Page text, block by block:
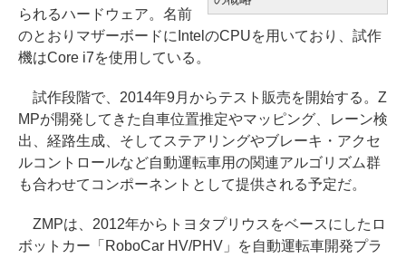
られるハードウェア。名前
のとおりマザーボードにIntelのCPUを用いており、試作
機はCore i7を使用している。
試作段階で、2014年9月からテスト販売を開始する。Z
MPが開発してきた自車位置推定やマッピング、レーン検
出、経路生成、そしてステアリングやブレーキ・アクセ
ルコントロールなど自動運転車用の関連アルゴリズム群
も合わせてコンポーネントとして提供される予定だ。
ZMPは、2012年からトヨタプリウスをベースにしたロ
ボットカー「RoboCar HV/PHV」を自動運転車開発プラ